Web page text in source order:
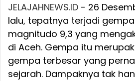
JELAJAHNEWS.ID - 26
lalu, tepatnya terjadi
magnitudo 9,3 yang
di Aceh. Gempa itu
gempa terbesar yang
sejarah. Dampaknya tak